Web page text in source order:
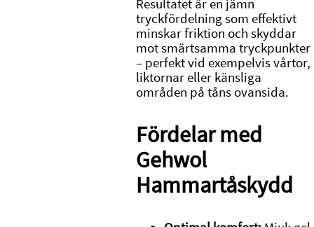
Resultatet är en jämn
tryckfördelning som effektivt
minskar friktion och skyddar
mot smärtsamma tryckpunkter
– perfekt vid exempelvis vårtor,
liktornar eller känsliga
områden på tåns ovansida.
Fördelar med
Gehwol
Hammartåskydd